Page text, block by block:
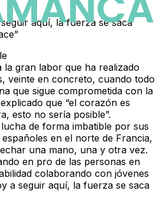
aquí, la fuerza se saca
la gran labor que ha realizado
veinte en concreto, cuando todo
que sigue comprometida con la
que “el corazón es
esto no sería posible”.
de forma imbatible por sus
en el norte de Francia,
una mano, una y otra vez.
en pro de las personas en
colaborando con jóvenes
a seguir aquí, la fuerza se saca